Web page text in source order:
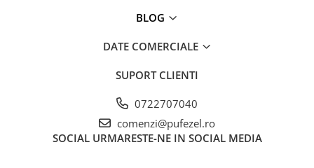
BLOG
DATE COMERCIALE
SUPORT CLIENTI
0722707040
comenzi@pufezel.ro
SOCIAL URMARESTE-NE IN SOCIAL MEDIA